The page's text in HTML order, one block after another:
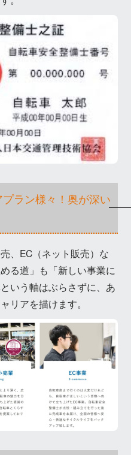
ラン様々！奥が深い
、EC（ネット販売）な
る道」も「新しい事業に
いう軸はぶらさずに、あ
リアを描けます。